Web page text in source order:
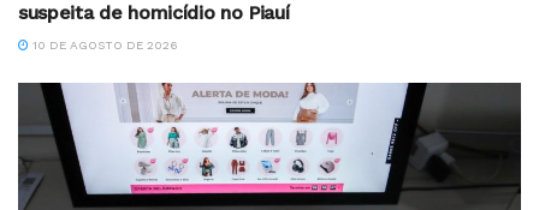
suspeita de homicídio no Piauí
10 DE AGOSTO DE 2026